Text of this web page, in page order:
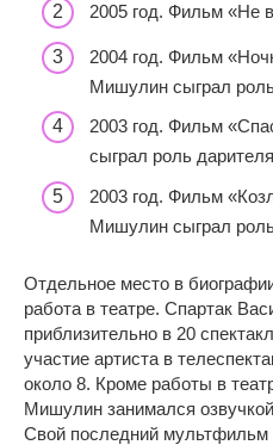
2005 год. Фильм «Не
2004 год. Фильм
Мишулин сыграл
2003 год. Фильм
сыграл роль
2003 год. Фильм
Мишулин сыграл
Отдельное место в
работа в театре. Спартак
приблизительно в 20
участие артиста в
около 8. Кроме работы в
Мишулин занимался
Свой последний мультфильм